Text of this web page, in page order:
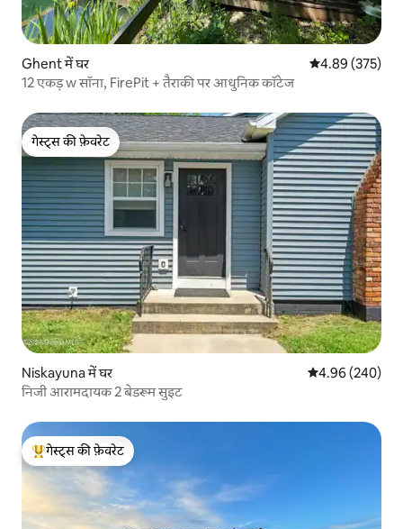
Ghent में घर औसत रेटिंग 5 में से
4.89 (375)
12 एकड़ w सॉना, FirePit + तैराकी पर आधुनिक कॉटेज
गेस्ट्स की फ़ेवरेट
गेस्ट्स की फ़ेवरेट
Niskayuna में घर औसत रेटिंग 5 में से
4.96 (240)
निजी आरामदायक 2 बेडरूम सुइट
गेस्ट्स का टॉप फ़ेवरेट
गेस्ट्स की फ़ेवरेट